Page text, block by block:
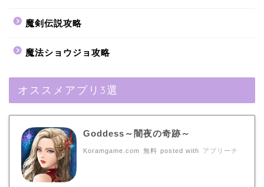
魔剣伝説攻略
魔法ショウジョ攻略
オススメアプリ3選
Goddess～闇夜の奇跡～
Koramgame.com 無料 posted with アプリーチ